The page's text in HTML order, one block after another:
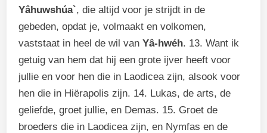
Yâhuwshúa`, die altijd voor je strijdt in de
gebeden, opdat je, volmaakt en volkomen,
vaststaat in heel de wil vanYâ-hwéh. 13. Want ik
getuig van hem dat hij een grote ijver heeft voor
jullie en voor hen die in Laodicea zijn, alsook voor
hen die in Hiërapolis zijn. 14. Lukas, de arts, de
geliefde, groet jullie, en Demas. 15. Groet de
broeders die in Laodicea zijn, en Nymfas en de